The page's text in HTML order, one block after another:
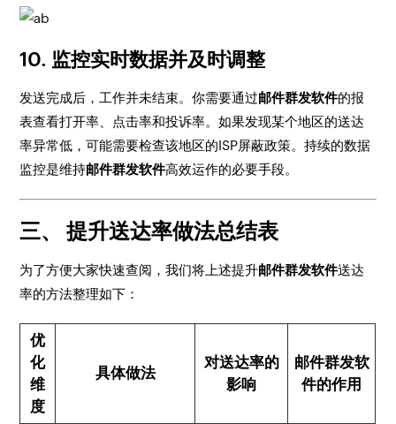
10. 监控实时数据并及时调整
发送完成后，工作并未结束。你需要通过邮件群发软件的报
表查看打开率、点击率和投诉率。如果发现某个地区的送达
率异常低，可能需要检查该地区的ISP屏蔽政策。持续的数据
监控是维持邮件群发软件高效运作的必要手段。
三、 提升送达率做法总结表
为了方便大家快速查阅，我们将上述提升邮件群发软件送达
率的方法整理如下：
优
化
维
度
具体做法
对送达率的
影响
邮件群发软
件的作用